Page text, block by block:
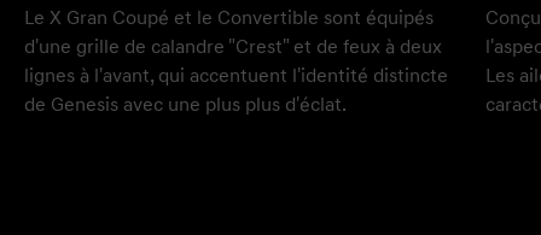
Le X Gran Coupé et le Convertible sont équipés
d'une grille de calandre "Crest" et de feux à deux
lignes à l'avant, qui accentuent l'identité distincte
de Genesis avec une plus plus d'éclat.
Les